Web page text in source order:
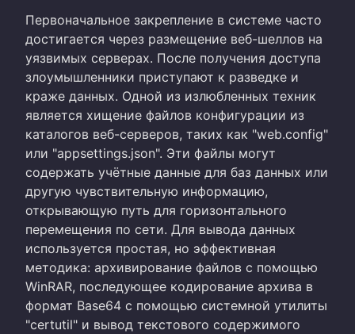
Первоначальное закрепление в системе часто
достигается через размещение веб-шеллов на
уязвимых серверах. После получения доступа
злоумышленники приступают к разведке и
краже данных. Одной из излюбленных техник
является хищение файлов конфигурации из
каталогов веб-серверов, таких как "web.config"
или "appsettings.json". Эти файлы могут
содержать учётные данные для баз данных или
другую чувствительную информацию,
открывающую путь для горизонтального
перемещения по сети. Для вывода данных
используется простая, но эффективная
методика: архивирование файлов с помощью
WinRAR, последующее кодирование архива в
формат Base64 с помощью системной утилиты
"certutil" и вывод текстового содержимого